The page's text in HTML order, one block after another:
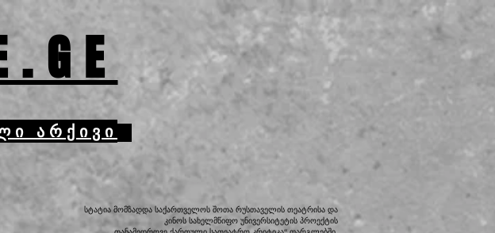
არქივი
სტატია მომზადდა საქართველოს შოთა რუსთაველის თეატრისა და
კინოს სახელმწიფო უნივერსიტეტის პროექტის